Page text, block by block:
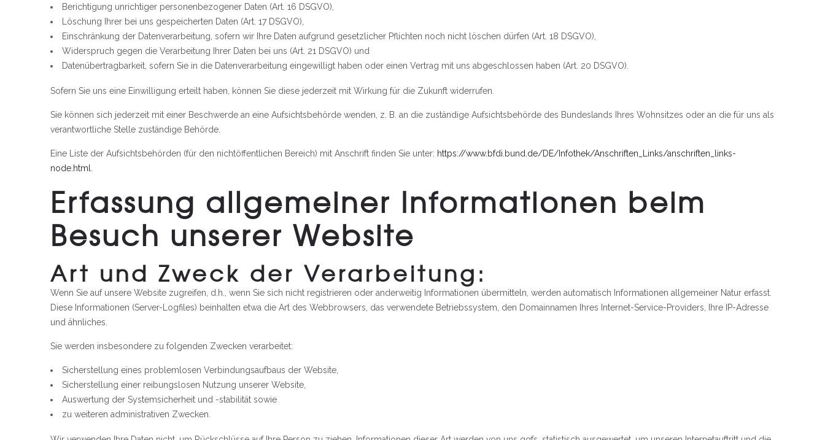
Berichtigung unrichtiger personenbezogener Daten (Art. 16 DSGVO),
Löschung Ihrer bei uns gespeicherten Daten (Art. 17 DSGVO),
Einschränkung der Datenverarbeitung, sofern wir Ihre Daten aufgrund gesetzlicher Pflichten noch nicht löschen dürfen (Art. 18 DSGVO),
Widerspruch gegen die Verarbeitung Ihrer Daten bei uns (Art. 21 DSGVO) und
Datenübertragbarkeit, sofern Sie in die Datenverarbeitung eingewilligt haben oder einen Vertrag mit uns abgeschlossen haben (Art. 20 DSGVO).
Sofern Sie uns eine Einwilligung erteilt haben, können Sie diese jederzeit mit Wirkung für die Zukunft widerrufen.
Sie können sich jederzeit mit einer Beschwerde an eine Aufsichtsbehörde wenden, z. B. an die zuständige Aufsichtsbehörde des Bundeslands Ihres Wohnsitzes oder an die für uns als
verantwortliche Stelle zuständige Behörde.
Eine Liste der Aufsichtsbehörden (für den nichtöffentlichen Bereich) mit Anschrift finden Sie unter: https://www.bfdi.bund.de/DE/Infothek/Anschriften_Links/anschriften_links-
node.html
Erfassung allgemeiner Informationen beim
Besuch unserer Website
Art und Zweck der Verarbeitung:
Wenn Sie auf unsere Website zugreifen, d.h., wenn Sie sich nicht registrieren oder anderweitig Informationen übermitteln, werden automatisch Informationen allgemeiner Natur erfasst.
Diese Informationen (Server-Logfiles) beinhalten etwa die Art des Webbrowsers, das verwendete Betriebssystem, den Domainnamen Ihres Internet-Service-Providers, Ihre IP-Adresse
und ähnliches.
Sie werden insbesondere zu folgenden Zwecken verarbeitet:
Sicherstellung eines problemlosen Verbindungsaufbaus der Website,
Sicherstellung einer reibungslosen Nutzung unserer Website,
Auswertung der Systemsicherheit und -stabilität sowie
zu weiteren administrativen Zwecken.